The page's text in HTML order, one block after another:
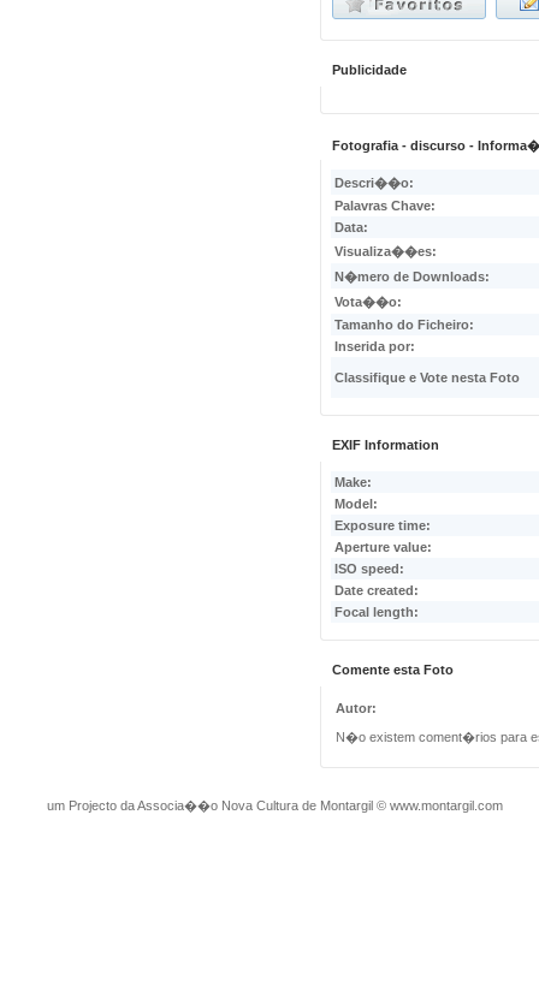
Publicidade
Fotografia - discurso -
Descri��o:
Palavras Chave:
Data:
Visualiza��es:
N�mero de Downloads:
Vota��o:
Tamanho do Ficheiro:
Inserida por:
Classifique e Vote nesta Foto
EXIF Information
Make:
Model:
Exposure time:
Aperture value:
ISO speed:
Date created:
Focal length:
Comente esta Foto
Autor:
N�o existem coment�rios para
um Projecto da Associa��o Nova Cultura de Montargil©www.montargil.com